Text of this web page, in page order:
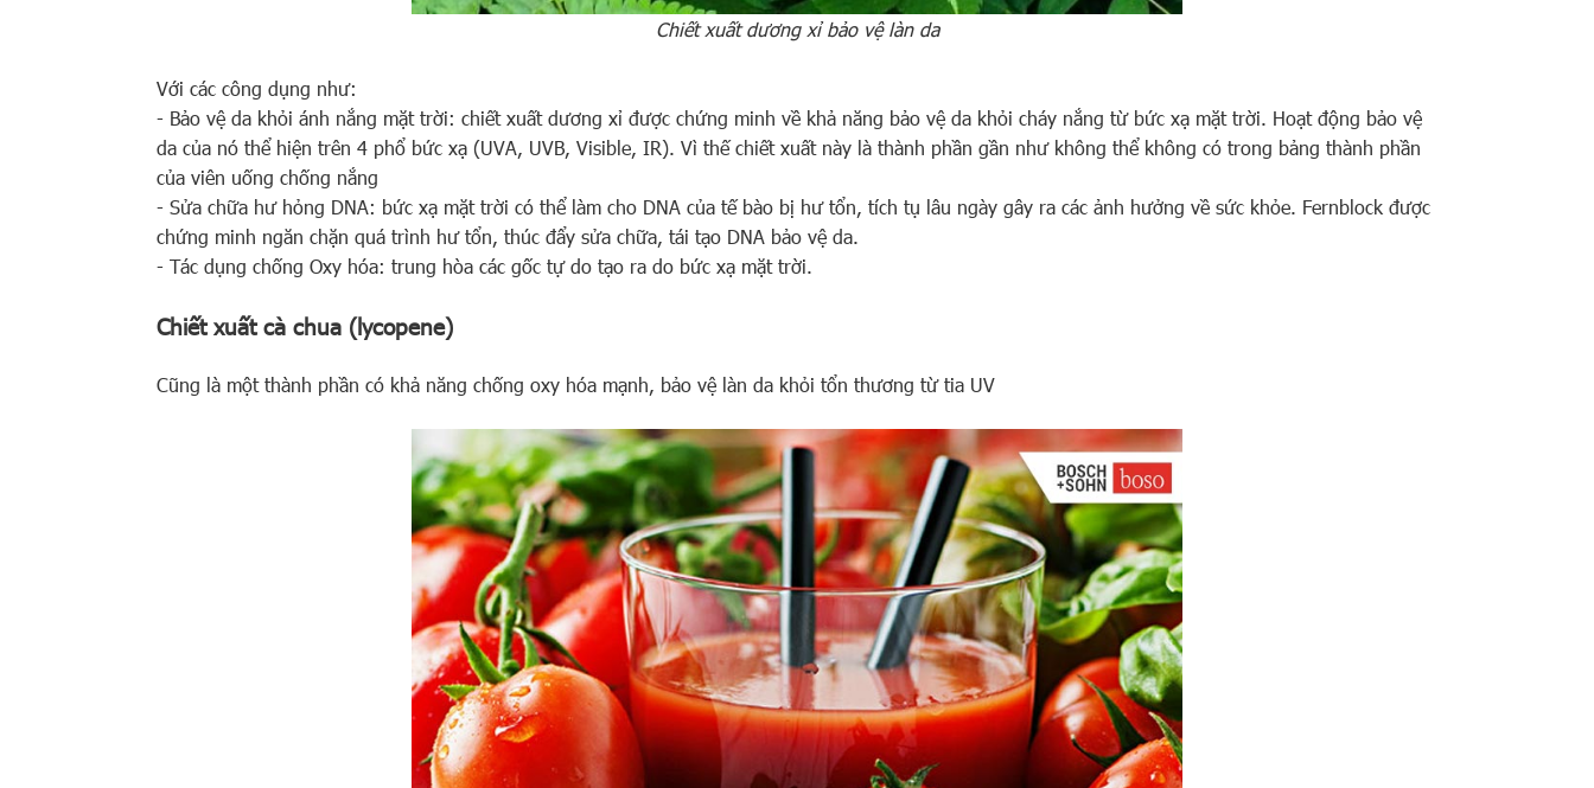
Chiết xuất dương xỉ bảo vệ làn da
Với các công dụng như:
- Bảo vệ da khỏi ánh nắng mặt trời: chiết xuất dương xỉ được chứng minh về khả năng bảo vệ da khỏi cháy nắng từ bức xạ mặt trời. Hoạt động bảo vệ
da của nó thể hiện trên 4 phổ bức xạ (UVA, UVB, Visible, IR). Vì thế chiết xuất này là thành phần gần như không thể không có trong bảng thành phần
của viên uống chống nắng
- Sửa chữa hư hỏng DNA: bức xạ mặt trời có thể làm cho DNA của tế bào bị hư tổn, tích tụ lâu ngày gây ra các ảnh hưởng về sức khỏe. Fernblock được
chứng minh ngăn chặn quá trình hư tổn, thúc đẩy sửa chữa, tái tạo DNA bảo vệ da.
- Tác dụng chống Oxy hóa: trung hòa các gốc tự do tạo ra do bức xạ mặt trời.
Chiết xuất cà chua (lycopene)
Cũng là một thành phần có khả năng chống oxy hóa mạnh, bảo vệ làn da khỏi tổn thương từ tia UV